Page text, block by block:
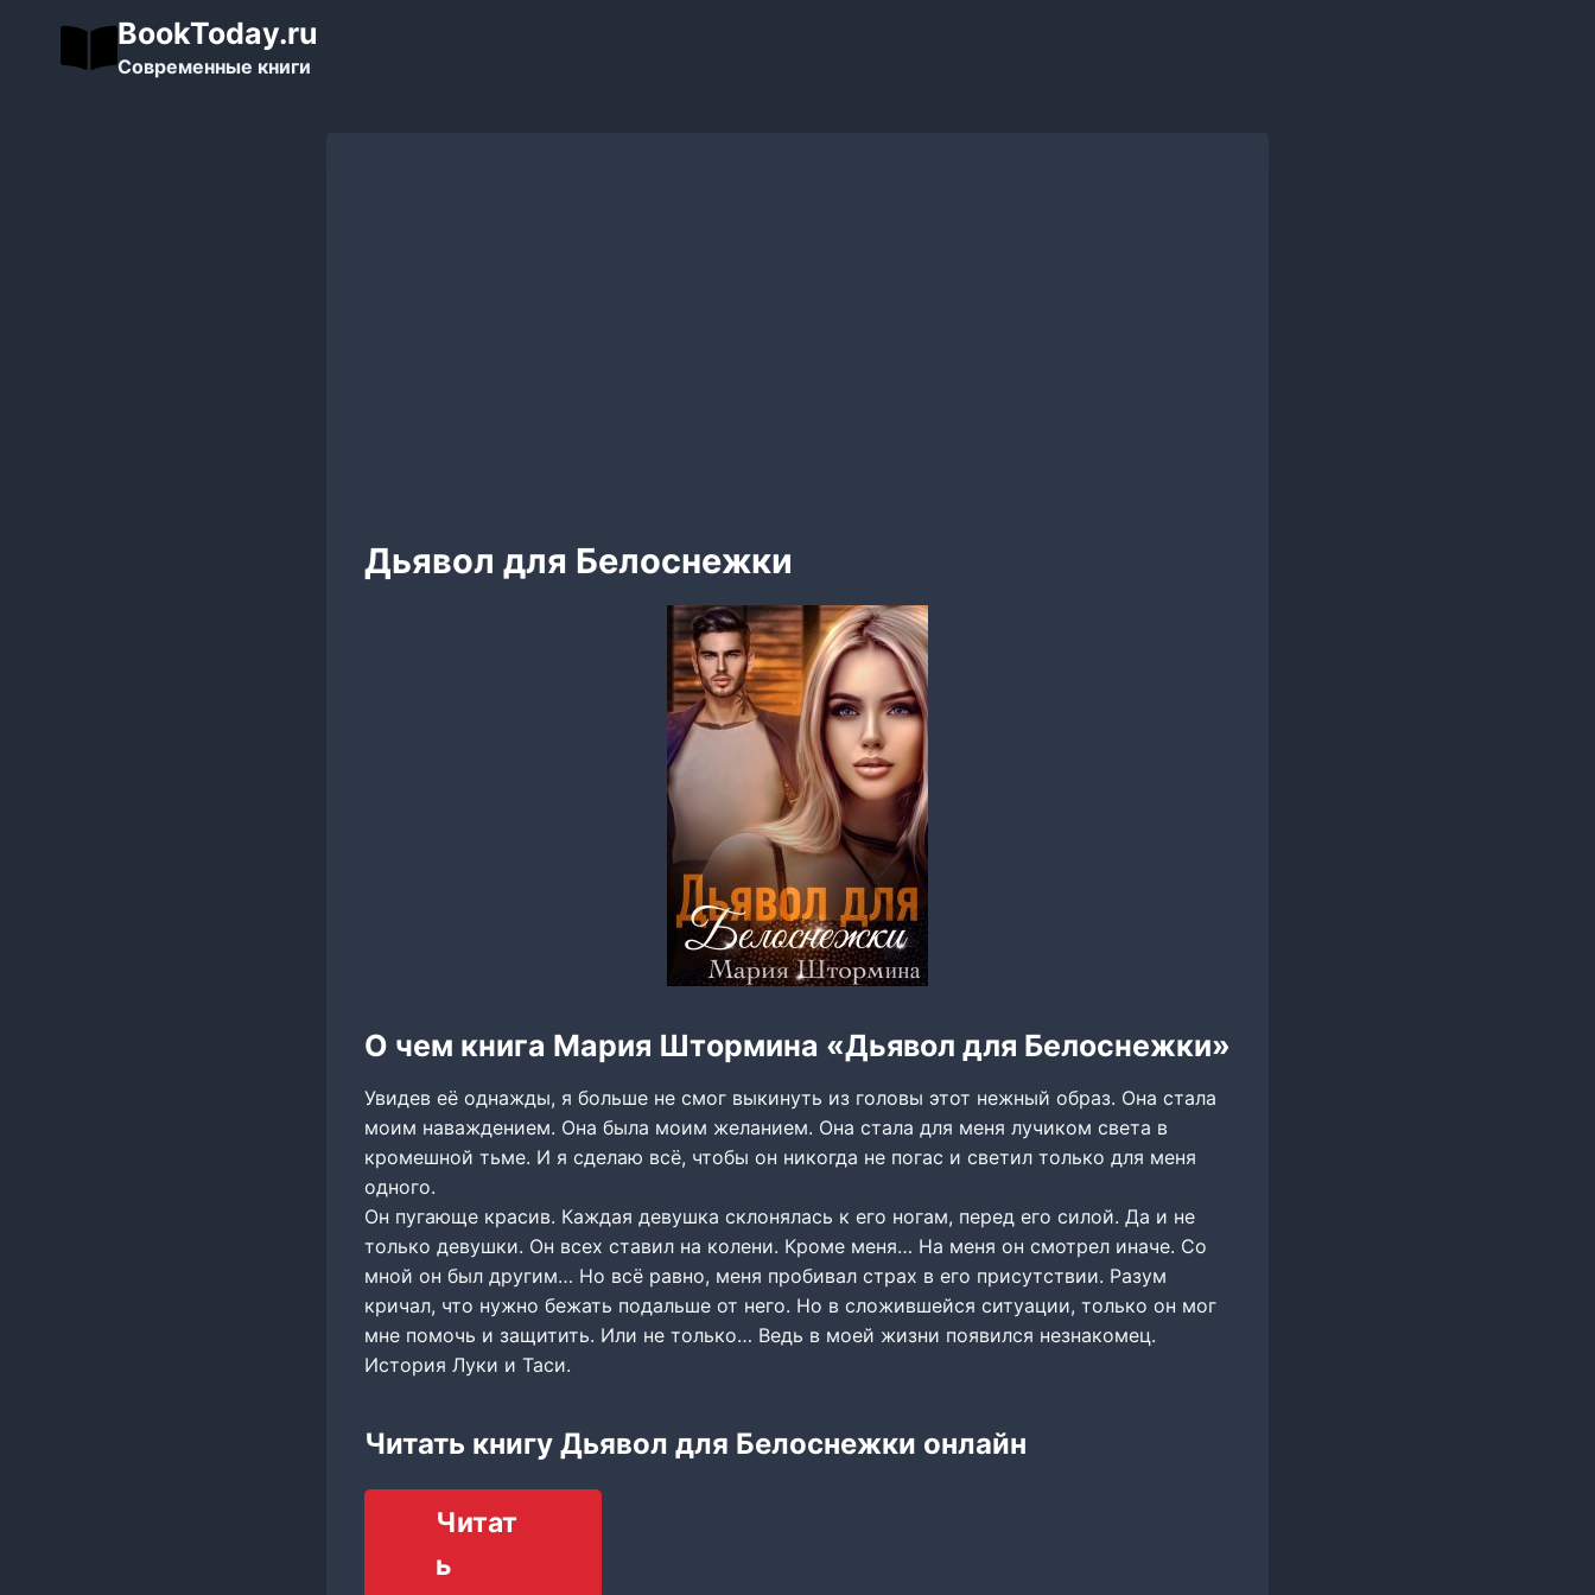
содержимому
BookToday.ru
Современные книги
Дьявол для Белоснежки
О чем книга Мария Штормина «Дьявол для Белоснежки»
Увидев её однажды, я больше не смог выкинуть из головы этот нежный образ. Она стала
моим наваждением. Она была моим желанием. Она стала для меня лучиком света в
кромешной тьме. И я сделаю всё, чтобы он никогда не погас и светил только для меня
одного.
Он пугающе красив. Каждая девушка склонялась к его ногам, перед его силой. Да и не
только девушки. Он всех ставил на колени. Кроме меня… На меня он смотрел иначе. Со
мной он был другим… Но всё равно, меня пробивал страх в его присутствии. Разум
кричал, что нужно бежать подальше от него. Но в сложившейся ситуации, только он мог
мне помочь и защитить. Или не только… Ведь в моей жизни появился незнакомец.
История Луки и Таси.
Читать книгу Дьявол для Белоснежки онлайн
Читат
ь